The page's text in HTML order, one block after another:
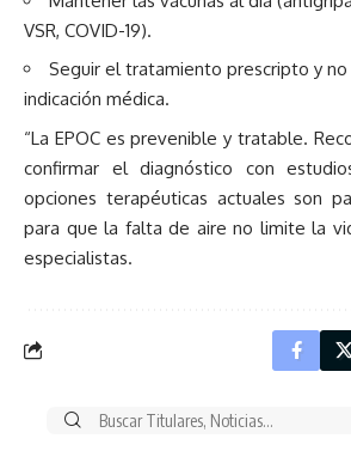
VSR, COVID-19).
Seguir el tratamiento prescripto y no
indicación médica.
“La EPOC es prevenible y tratable.
confirmar el diagnóstico con
opciones terapéuticas actuales son
para que la falta de aire no limite la
especialistas.
Buscar